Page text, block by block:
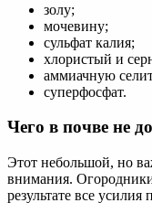
золу;
мочевину;
сульфат калия;
хлористый и
аммиачную
суперфосфат.
Чего в почве не
Этот небольшой, но
внимания.
результате все